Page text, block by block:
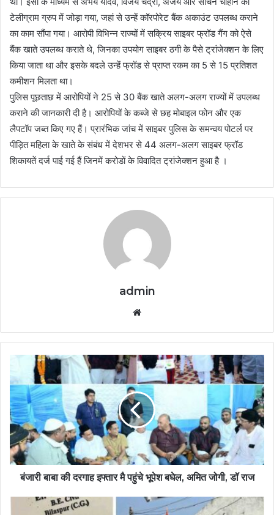
टेलीग्राम ग्रुप में जोड़ा गया, जहां से उन्हें कॉरपोरेट बैंक अकाउंट उपलब्ध कराने
का काम सौंपा गया। आरोपी विभिन्न राज्यों में सक्रिय साइबर फ्रॉड गैंग को ऐसे
बैंक खाते उपलब्ध कराते थे, जिनका उपयोग साइबर ठगी के पैसे ट्रांजेक्शन के लिए
किया जाता था और इसके बदले उन्हें फ्रॉड से प्राप्त रकम का 5 से 15 प्रतिशत
कमीशन मिलता था।
पुलिस पूछताछ में आरोपियों ने 25 से 30 बैंक खाते अलग-अलग राज्यों में उपलब्ध
कराने की जानकारी दी है। आरोपियों के कब्जे से छह मोबाइल फोन और एक
लैपटॉप जब्त किए गए हैं। प्रारंभिक जांच में साइबर पुलिस के समन्वय पोटर्ल पर
पीड़ित महिला के खाते के संबंध में देशभर से 44 अलग-अलग साइबर फ्रॉड
शिकायतें दर्ज पाई गई हैं जिनमें करोडों के विवादित ट्रांजेक्शन हुआ है ।
admin
बंजारी बाबा की दरगाह इफ्तार मै पहुंचे भूपेश बघेल, अमित जोगी, डॉ राज